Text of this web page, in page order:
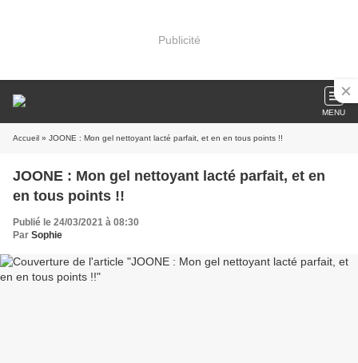
Publicité
MENU
Accueil » JOONE : Mon gel nettoyant lacté parfait, et en en tous points !!
JOONE : Mon gel nettoyant lacté parfait, et en
en tous points !!
Publié le 24/03/2021 à 08:30
Par Sophie